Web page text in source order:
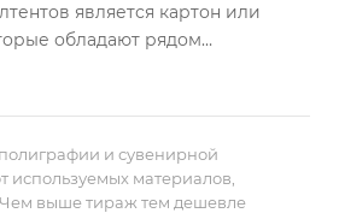
является картон или
обладают рядом
доступность, удобство
подставки в которых
лист.
и сувенирной
используемых материалов,
Чем выше тираж тем дешевле